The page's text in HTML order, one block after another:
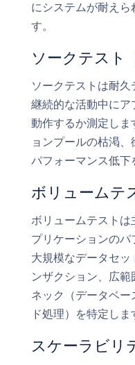
にシステムが耐えら
す。
ソークテスト
ソークテストは耐
継続的な活動中にア
動作するか測定しま
ョンプールの枯渇
パフォーマンス低下
ボリュームテ
ボリュームテストは
プリケーションのパ
大規模なデータセ
ンザクション、広
ネック（データベ
ド処理）を特定しま
スケーラビリ